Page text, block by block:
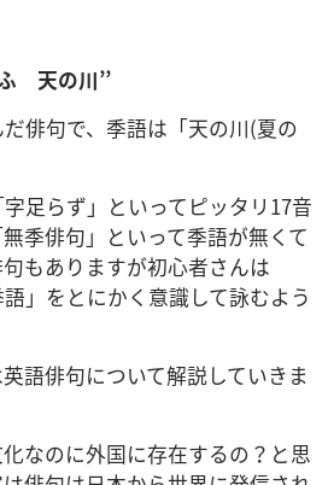
天の川’’
俳句で、季語は「天の川(夏の
足らず」といってピッタリ17音
季俳句」といって季語が無くて
もありますが初心者さんは
語」をとにかく意識して詠むよう
語俳句について解説していきま
化なのに外国に存在するの？と思